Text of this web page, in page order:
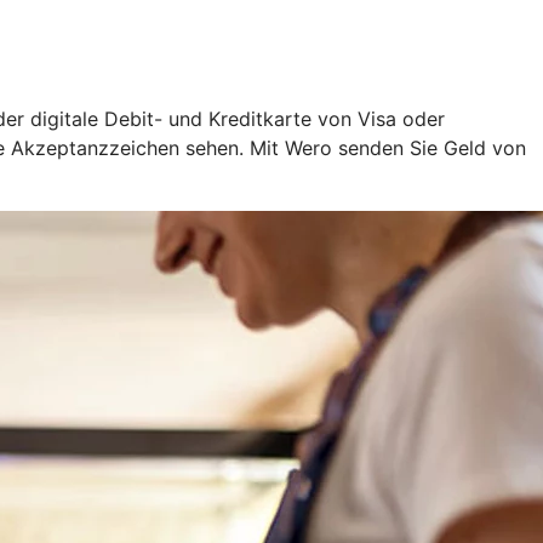
digitale Debit- und Kreditkarte von Visa oder
sehen. Mit Wero senden Sie Geld von